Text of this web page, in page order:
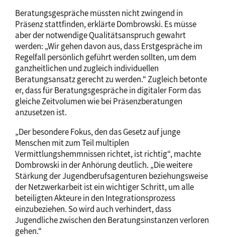
Beratungsgespräche müssten nicht zwingend in
Präsenz stattfinden, erklärte Dombrowski. Es müsse
aber der notwendige Qualitätsanspruch gewahrt
werden: „Wir gehen davon aus, dass Erstgespräche im
Regelfall persönlich geführt werden sollten, um dem
ganzheitlichen und zugleich individuellen
Beratungsansatz gerecht zu werden.“ Zugleich betonte
er, dass für Beratungsgespräche in digitaler Form das
gleiche Zeitvolumen wie bei Präsenzberatungen
anzusetzen ist.
„Der besondere Fokus, den das Gesetz auf junge
Menschen mit zum Teil multiplen
Vermittlungshemmnissen richtet, ist richtig“, machte
Dombrowski in der Anhörung deutlich. „Die weitere
Stärkung der Jugendberufsagenturen beziehungsweise
der Netzwerkarbeit ist ein wichtiger Schritt, um alle
beteiligten Akteure in den Integrationsprozess
einzubeziehen. So wird auch verhindert, dass
Jugendliche zwischen den Beratungsinstanzen verloren
gehen.“